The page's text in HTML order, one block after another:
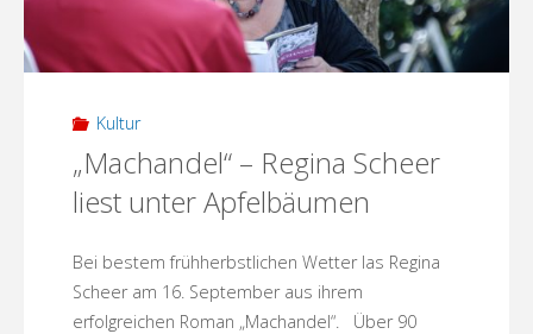
Kultur
„Machandel“ – Regina Scheer
liest unter Apfelbäumen
Bei bestem frühherbstlichen Wetter las Regina
Scheer am 16. September aus ihrem
erfolgreichen Roman „Machandel“. Über 90